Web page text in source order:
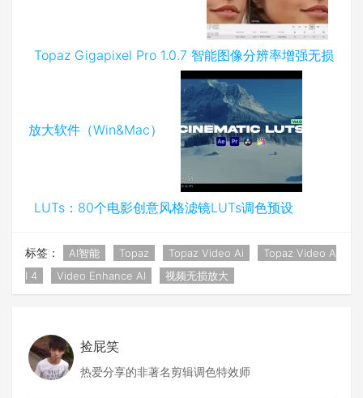
Topaz Gigapixel Pro 1.0.7 智能图像分辨率增强无损
放大软件（Win&Mac）
LUTs：80个电影创意风格滤镜LUTs调色预设
标签： AI智能 Topaz Topaz Video Ai
Topaz Video A
I 4
Video Enhance AI 视频无损放大
捡屁笑
热爱分享的非著名剪辑调色特效师